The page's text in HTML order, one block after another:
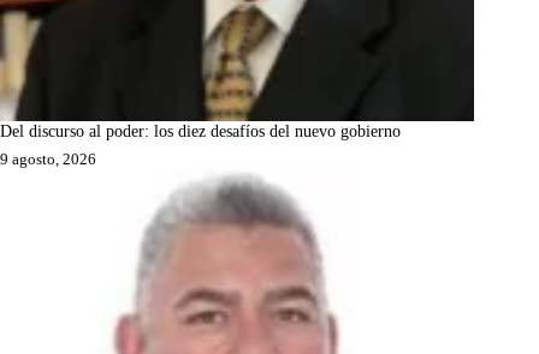
Del discurso al poder: los diez desafíos del nuevo gobierno
9 agosto, 2026